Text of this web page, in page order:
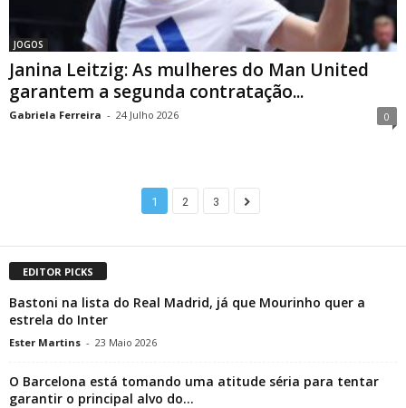
JOGOS
Janina Leitzig: As mulheres do Man United
garantem a segunda contratação...
Gabriela Ferreira - 24 Julho 2026 0
1 2 3
EDITOR PICKS
Bastoni na lista do Real Madrid, já que Mourinho quer a
estrela do Inter
Ester Martins - 23 Maio 2026
O Barcelona está tomando uma atitude séria para tentar
garantir o principal alvo do...